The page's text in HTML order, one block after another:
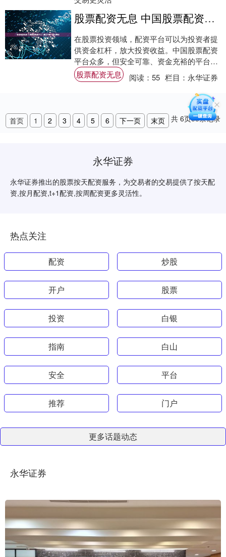
股票配资无息 中国股票配资平台：安全可靠，资金充裕
在股票投资领域，配资平台可以为投资者提
供资金杠杆，放大投资收益。中国股票配资
平台众多，但安全可靠、资金充裕的平台尤
为重要。 * **放大资金规模：**通过杠杆
资....
股票配资无息 阅读：55 栏目： 永华证券
首页 1 2 3 4 5 6 下一页 末页 共6页53条记录
永华证券
永华证券推出的股票按天配资服务，为交易者的交易提供了按天配
资,按月配资,t+1配资,按周配资更多灵活性。
热点关注
配资 炒股
开户 股票
投资 白银
指南 白山
安全 平台
推荐 门户
更多话题动态
永华证券